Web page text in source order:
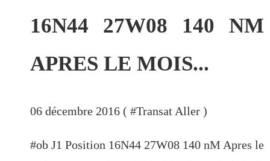
16N44 27W08 140 NM
APRES LE MOIS...
06 décembre 2016 ( #Transat Aller )
#ob J1 Position 16N44 27W08 140 nM Apres le